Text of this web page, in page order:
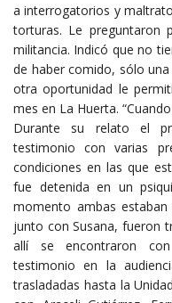
a interrogatorios y
torturas. Le preguntaron
militancia. Indicó que no
de haber comido, sólo
otra oportunidad le
mes en La Huerta.
Durante su relato el
testimonio con varias
condiciones en las que
fue detenida en un
momento ambas
junto con Susana, fueron
allí se encontraron
testimonio en la
trasladadas hasta la